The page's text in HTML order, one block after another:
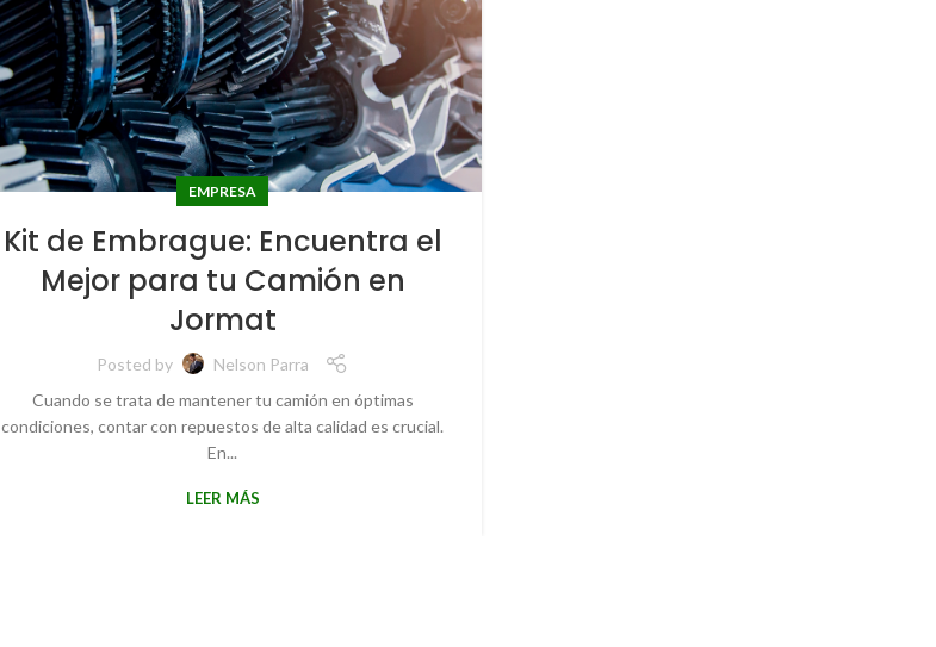
EMPRESA
Kit de Embrague: Encuentra el
Mejor para tu Camión en
Jormat
Posted by
Nelson Parra
Cuando se trata de mantener tu camión en óptimas
condiciones, contar con repuestos de alta calidad es crucial.
En...
LEER MÁS